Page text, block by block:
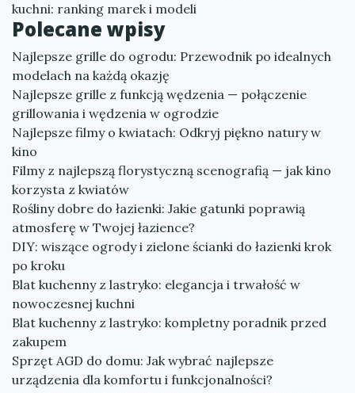
kuchni: ranking marek i modeli
Polecane wpisy
Najlepsze grille do ogrodu: Przewodnik po idealnych
modelach na każdą okazję
Najlepsze grille z funkcją wędzenia — połączenie
grillowania i wędzenia w ogrodzie
Najlepsze filmy o kwiatach: Odkryj piękno natury w
kino
Filmy z najlepszą florystyczną scenografią — jak kino
korzysta z kwiatów
Rośliny dobre do łazienki: Jakie gatunki poprawią
atmosferę w Twojej łazience?
DIY: wiszące ogrody i zielone ścianki do łazienki krok
po kroku
Blat kuchenny z lastryko: elegancja i trwałość w
nowoczesnej kuchni
Blat kuchenny z lastryko: kompletny poradnik przed
zakupem
Sprzęt AGD do domu: Jak wybrać najlepsze
urządzenia dla komfortu i funkcjonalności?